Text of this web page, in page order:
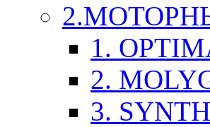
1.
2.
3.